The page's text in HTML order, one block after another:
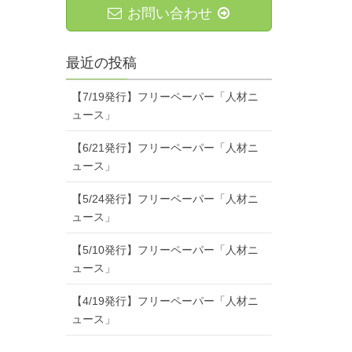
お問い合わせ
最近の投稿
【7/19発行】フリーペーパー「人材ニ
ュース」
【6/21発行】フリーペーパー「人材ニ
ュース」
【5/24発行】フリーペーパー「人材ニ
ュース」
【5/10発行】フリーペーパー「人材ニ
ュース」
【4/19発行】フリーペーパー「人材ニ
ュース」